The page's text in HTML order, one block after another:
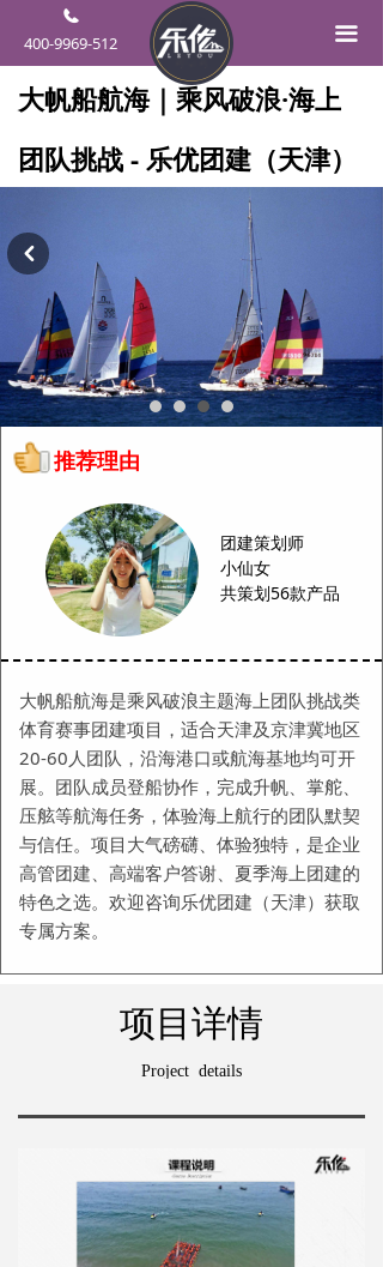
400-9969-512 끀
大帆船航海是乘风破浪主题海上团队挑战类
体育赛事团建项目，适合天津及京津冀地区
20-60人团队，沿海港口或航海基地均可开
展。团队成员登船协作，完成升帆、掌舵、
压舷等航海任务，体验海上航行的团队默契
与信任。项目大气磅礴、体验独特，是企业
高管团建、高端客户答谢、夏季海上团建的
特色之选。欢迎咨询乐优团建（天津）获取
专属方案。
团建策划师
小仙女
共策划56款产品
推荐理由
大帆船航海｜乘风破浪·海上
团队挑战 - 乐优团建（天津）
낒
项目详情
Project details